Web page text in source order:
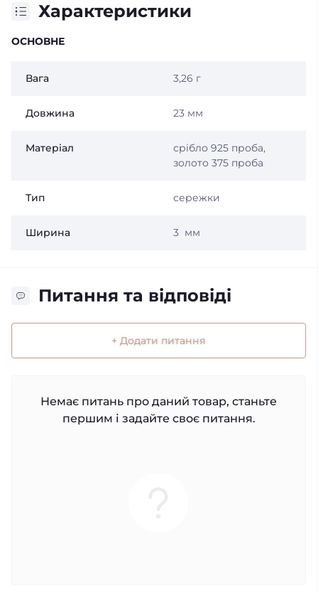
Характеристики
ОСНОВНЕ
Вага 3,26 г
Довжина 23 мм
Матеріал
срібло 925 проба,
золото 375 проба
Тип сережки
Ширина 3 мм
Питання та відповіді
+ Додати питання
Немає питань про даний товар, станьте
першим і задайте своє питання.